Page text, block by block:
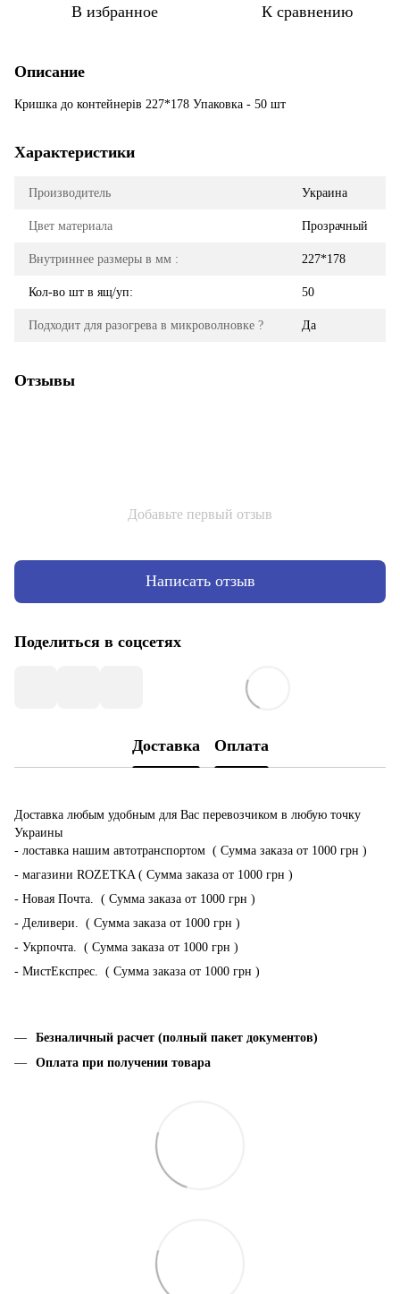
В избранное К сравнению
Описание
Кришка до контейнерів 227*178 Упаковка - 50 шт
Характеристики
Производитель Украина
Цвет материала Прозрачный
Внутриннее размеры в мм : 227*178
Кол-во шт в ящ/уп: 50
Подходит для разогрева в микроволновке ? Да
Отзывы
Добавьте первый отзыв
Написать отзыв
Поделиться в соцсетях
Доставка Оплата
Доставка любым удобным для Вас перевозчиком в любую точку
Украины
- лоставка нашим автотранспортом ( Сумма заказа от 1000 грн )
- магазини ROZETKA ( Сумма заказа от 1000 грн )
- Новая Почта. ( Сумма заказа от 1000 грн )
- Деливери. ( Сумма заказа от 1000 грн )
- Укрпочта. ( Сумма заказа от 1000 грн )
- МистЕкспрес. ( Сумма заказа от 1000 грн )
Безналичный расчет (полный пакет документов)
Оплата при получении товара